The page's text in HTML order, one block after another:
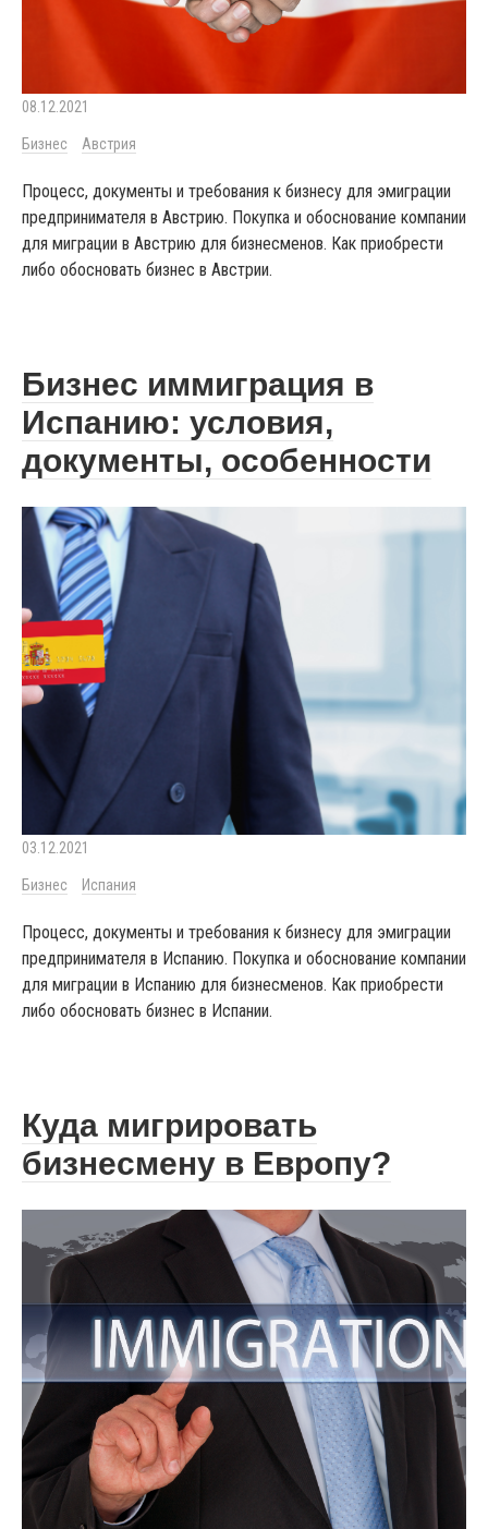
08.12.2021
Бизнес Австрия
Процесс, документы и требования к бизнесу для эмиграции
предпринимателя в Австрию. Покупка и обоснование компании
для миграции в Австрию для бизнесменов. Как приобрести
либо обосновать бизнес в Австрии.
Бизнес иммиграция в
Испанию: условия,
документы, особенности
03.12.2021
Бизнес Испания
Процесс, документы и требования к бизнесу для эмиграции
предпринимателя в Испанию. Покупка и обоснование компании
для миграции в Испанию для бизнесменов. Как приобрести
либо обосновать бизнес в Испании.
Куда мигрировать
бизнесмену в Европу?